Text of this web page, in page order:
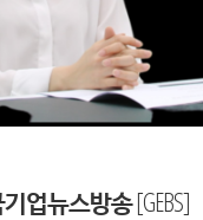
업뉴스방송 [GEBS]